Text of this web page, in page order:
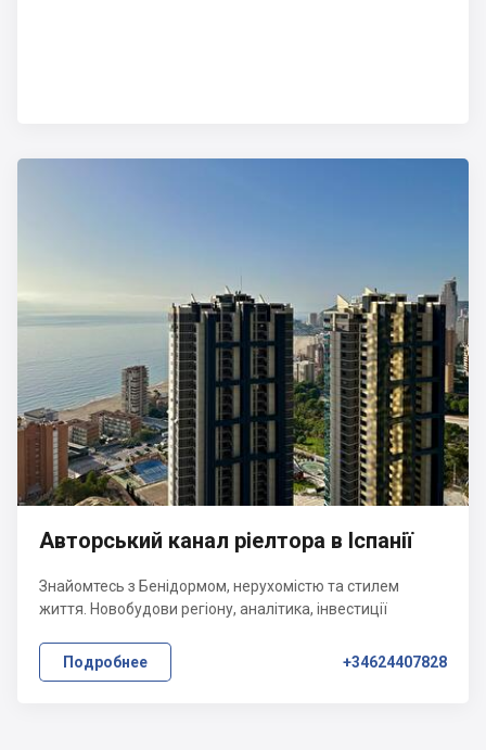
Авторський канал ріелтора в Іспанії
Знайомтесь з Бенідормом, нерухомістю та стилем
життя. Новобудови регіону, аналітика, інвестиції
Подробнее +34624407828